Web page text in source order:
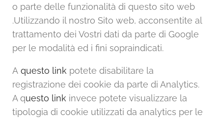
o parte delle funzionalità di questo sito web
.Utilizzando il nostro Sito web, acconsentite al
trattamento dei Vostri dati da parte di Google
per le modalità ed i fini sopraindicati.
A questo link potete disabilitare la
registrazione dei cookie da parte di Analytics.
A questo link invece potete visualizzare la
tipologia di cookie utilizzati da analytics per le